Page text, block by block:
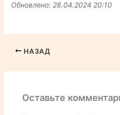
Обновлено: 28.04.2024 20:10
НАЗАД
Оставьте